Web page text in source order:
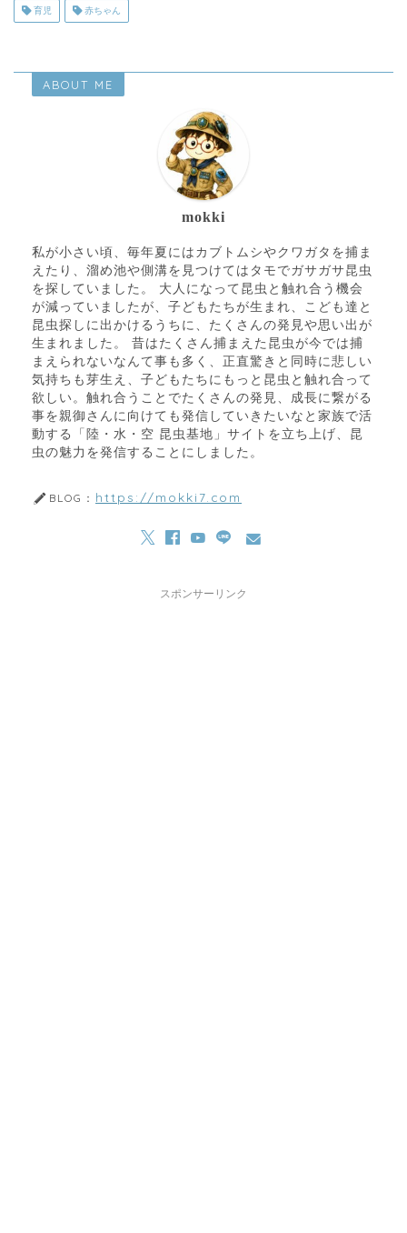
育児 赤ちゃん
ABOUT ME
mokki
私が小さい頃、毎年夏にはカブトムシやクワガタを捕ま
えたり、溜め池や側溝を見つけてはタモでガサガサ昆虫
を探していました。 大人になって昆虫と触れ合う機会
が減っていましたが、子どもたちが生まれ、こども達と
昆虫探しに出かけるうちに、たくさんの発見や思い出が
生まれました。 昔はたくさん捕まえた昆虫が今では捕
まえられないなんて事も多く、正直驚きと同時に悲しい
気持ちも芽生え、子どもたちにもっと昆虫と触れ合って
欲しい。触れ合うことでたくさんの発見、成長に繋がる
事を親御さんに向けても発信していきたいなと家族で活
動する「陸・水・空 昆虫基地」サイトを立ち上げ、昆
虫の魅力を発信することにしました。
BLOG： https://mokki7.com
スポンサーリンク